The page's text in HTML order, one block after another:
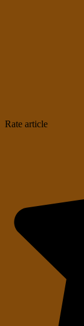
Rate article